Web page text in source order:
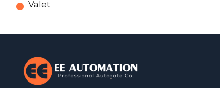
Valet